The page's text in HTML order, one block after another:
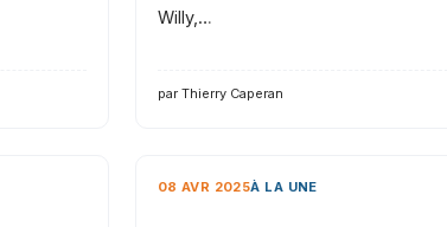
Willy,…
par Thierry Caperan
08 AVR 2025À LA UNE